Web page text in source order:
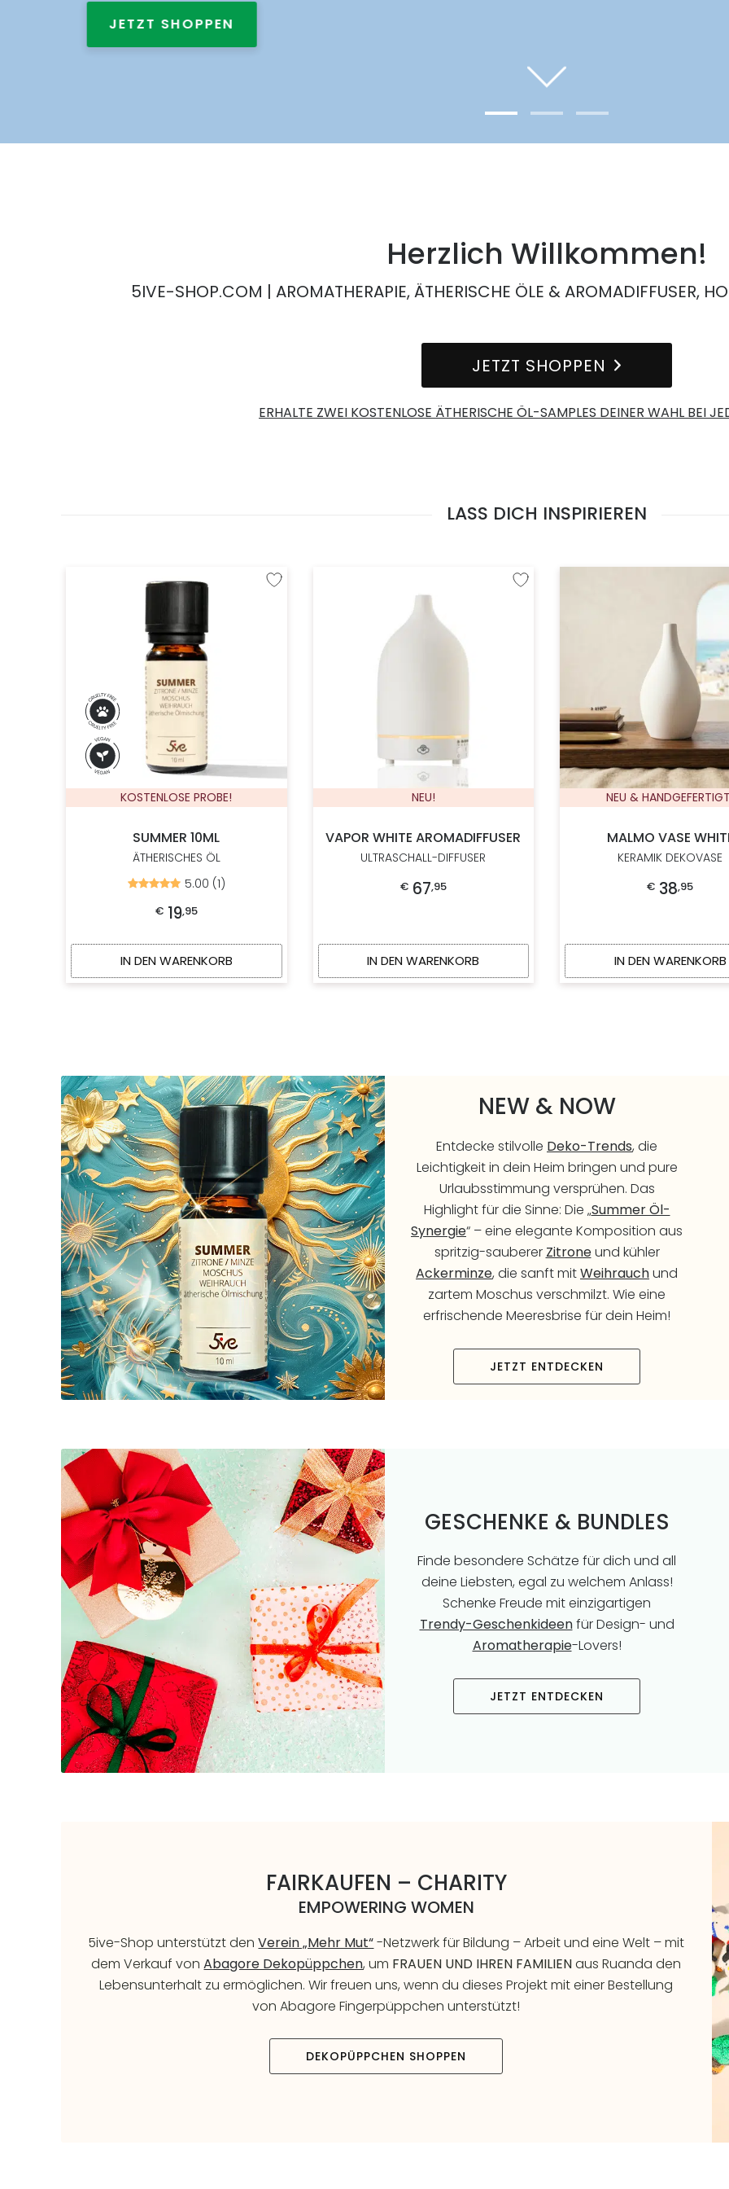
JETZT SHOPPEN
Herzlich Willkommen!
5IVE-SHOP.COM | AROMATHERAPIE, ÄTHERISCHE ÖLE & AROMADIFFUSER,
JETZT SHOPPEN
ERHALTE ZWEI KOSTENLOSE ÄTHERISCHE ÖL-SAMPLES DEINER WAHL BEI
LASS DICH INSPIRIEREN
Zur Wunschliste hinzufügen
KOSTENLOSE PROBE!
SUMMER 10ML
ÄTHERISCHES ÖL
Bewertet
5.00
von
5.00 (1)
€ 19,95
IN DEN WARENKORB
Zur Wunschliste hinzufügen
NEU!
VAPOR WHITE AROMADIFFUSER
ULTRASCHALL-DIFFUSER
€ 67,95
IN DEN WARENKORB
NEU &
MALMO VASE
KERAMIK DEKOVASE
€ 38,95
IN DEN WARENKORB
NEW & NOW
Entdecke stilvolle Deko-Trends, die
Leichtigkeit in dein Heim bringen und pure
Urlaubsstimmung versprühen. Das
Highlight für die Sinne: Die „Summer Öl-
Synergie“ – eine elegante Komposition aus
spritzig-sauberer Zitroneund kühler
Ackerminze, die sanft mitWeihrauchund
zartem Moschus verschmilzt. Wie eine
erfrischende Meeresbrise für dein Heim!
JETZT ENTDECKEN
GESCHENKE & BUNDLES
Finde besondere Schätze für dich und all
deine Liebsten, egal zu welchem Anlass!
Schenke Freude mit einzigartigen
Trendy-Geschenkideenfür Design- und
Aromatherapie-Lovers!
JETZT ENTDECKEN
FAIRKAUFEN – CHARITY
EMPOWERING WOMEN
5ive-Shop unterstützt denVerein „Mehr Mut“-Netzwerk für Bildung – Arbeit und eine Welt – mit
dem Verkauf vonAbagore Dekopüppchen, um FRAUEN UND IHREN FAMILIENaus Ruanda den
Lebensunterhalt zu ermöglichen. Wir freuen uns, wenn du dieses Projekt mit einer Bestellung
von Abagore Fingerpüppchen unterstützt!
DEKOPÜPPCHEN SHOPPEN